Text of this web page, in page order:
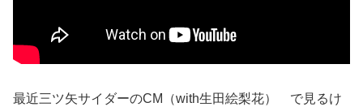
最近三ツ矢サイダーのCM（with生田絵梨花） で見るけ